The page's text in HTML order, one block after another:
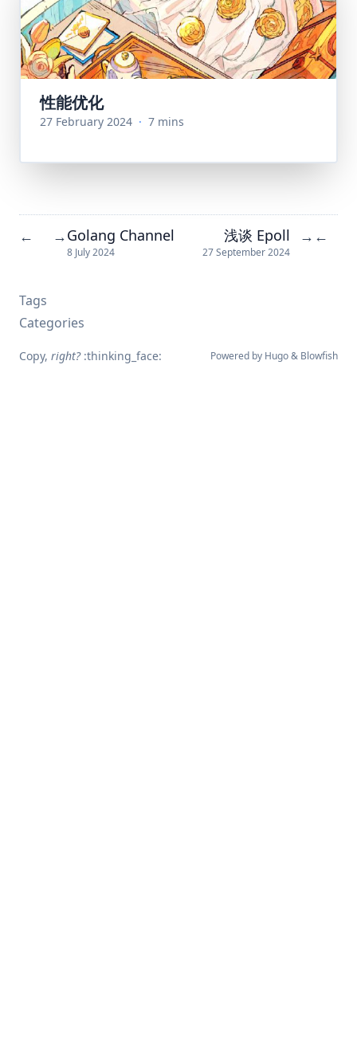
性能优化
27 February 2024 · 7 mins
← →Golang Channel
8 July 2024
浅谈 Epoll
27 September 2024
→ ←
Tags
Categories
Copy, right?:thinking_face: Powered by Hugo& Blowfish